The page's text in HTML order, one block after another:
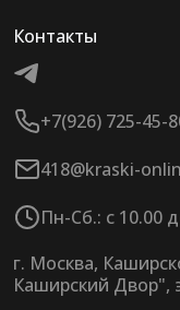
Контакты
+7(926) 725-45-
418@kraski-
Пн-Сб.: с 10.00
г. Москва,
Каширский Двор",